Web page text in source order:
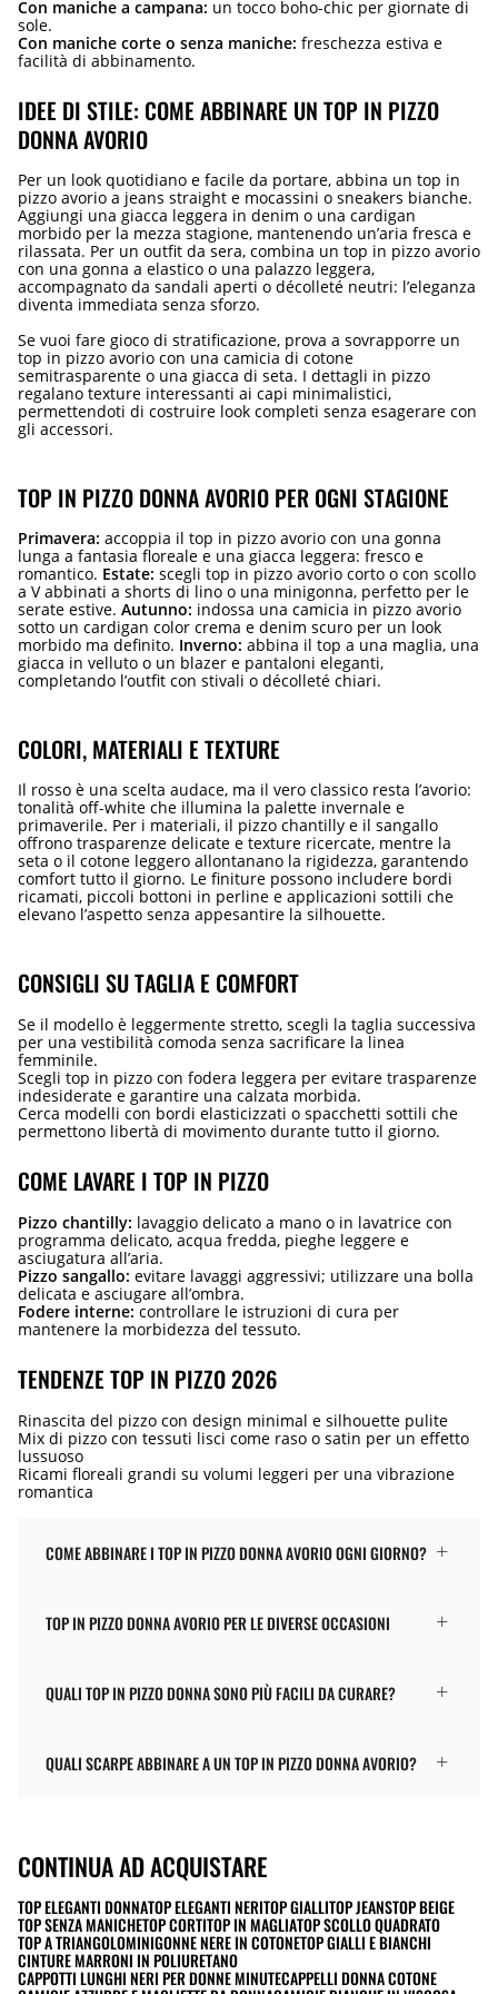
Con maniche a campana: un tocco boho-chic per giornate di
sole.
Con maniche corte o senza maniche: freschezza estiva e
facilità di abbinamento.
IDEE DI STILE: COME ABBINARE UN TOP IN PIZZO
DONNA AVORIO
Per un look quotidiano e facile da portare, abbina un top in
pizzo avorio a jeans straight e mocassini o sneakers bianche.
Aggiungi una giacca leggera in denim o una cardigan
morbido per la mezza stagione, mantenendo un’aria fresca e
rilassata. Per un outfit da sera, combina un top in pizzo avorio
con una gonna a elastico o una palazzo leggera,
accompagnato da sandali aperti o décolleté neutri: l’eleganza
diventa immediata senza sforzo.
Se vuoi fare gioco di stratificazione, prova a sovrapporre un
top in pizzo avorio con una camicia di cotone
semitrasparente o una giacca di seta. I dettagli in pizzo
regalano texture interessanti ai capi minimalistici,
permettendoti di costruire look completi senza esagerare con
gli accessori.
TOP IN PIZZO DONNA AVORIO PER OGNI STAGIONE
Primavera: accoppia il top in pizzo avorio con una gonna
lunga a fantasia floreale e una giacca leggera: fresco e
romantico. Estate: scegli top in pizzo avorio corto o con scollo
a V abbinati a shorts di lino o una minigonna, perfetto per le
serate estive. Autunno: indossa una camicia in pizzo avorio
sotto un cardigan color crema e denim scuro per un look
morbido ma definito. Inverno: abbina il top a una maglia, una
giacca in velluto o un blazer e pantaloni eleganti,
completando l’outfit con stivali o décolleté chiari.
COLORI, MATERIALI E TEXTURE
Il rosso è una scelta audace, ma il vero classico resta l’avorio:
tonalità off-white che illumina la palette invernale e
primaverile. Per i materiali, il pizzo chantilly e il sangallo
offrono trasparenze delicate e texture ricercate, mentre la
seta o il cotone leggero allontanano la rigidezza, garantendo
comfort tutto il giorno. Le finiture possono includere bordi
ricamati, piccoli bottoni in perline e applicazioni sottili che
elevano l’aspetto senza appesantire la silhouette.
CONSIGLI SU TAGLIA E COMFORT
Se il modello è leggermente stretto, scegli la taglia successiva
per una vestibilità comoda senza sacrificare la linea
femminile.
Scegli top in pizzo con fodera leggera per evitare trasparenze
indesiderate e garantire una calzata morbida.
Cerca modelli con bordi elasticizzati o spacchetti sottili che
permettono libertà di movimento durante tutto il giorno.
COME LAVARE I TOP IN PIZZO
Pizzo chantilly: lavaggio delicato a mano o in lavatrice con
programma delicato, acqua fredda, pieghe leggere e
asciugatura all’aria.
Pizzo sangallo: evitare lavaggi aggressivi; utilizzare una bolla
delicata e asciugare all’ombra.
Fodere interne: controllare le istruzioni di cura per
mantenere la morbidezza del tessuto.
TENDENZE TOP IN PIZZO 2026
Rinascita del pizzo con design minimal e silhouette pulite
Mix di pizzo con tessuti lisci come raso o satin per un effetto
lussuoso
Ricami floreali grandi su volumi leggeri per una vibrazione
romantica
COME ABBINARE I TOP IN PIZZO DONNA AVORIO OGNI GIORNO?
TOP IN PIZZO DONNA AVORIO PER LE DIVERSE OCCASIONI
QUALI TOP IN PIZZO DONNA SONO PIÙ FACILI DA CURARE?
QUALI SCARPE ABBINARE A UN TOP IN PIZZO DONNA AVORIO?
CONTINUA AD ACQUISTARE
TOP ELEGANTI DONNATOP ELEGANTI NERITOP GIALLITOP JEANSTOP BEIGE
TOP SENZA MANICHETOP CORTITOP IN MAGLIATOP SCOLLO QUADRATO
TOP A TRIANGOLOMINIGONNE NERE IN COTONETOP GIALLI E BIANCHI
CINTURE MARRONI IN POLIURETANO
CAPPOTTI LUNGHI NERI PER DONNE MINUTECAPPELLI DONNA COTONE